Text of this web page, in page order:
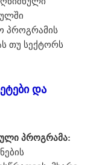
პროგრამის
თუ სექტორს
და
პროგრამა: